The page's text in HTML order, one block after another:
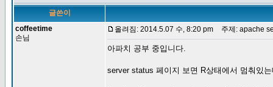
글쓴이
coffeetime
손님
올려짐: 2014.5.07 수, 8:20 pm 주제: apache
아파치 공부 중입니다.
server status 페이지 보면 R상태에서 멈춰있